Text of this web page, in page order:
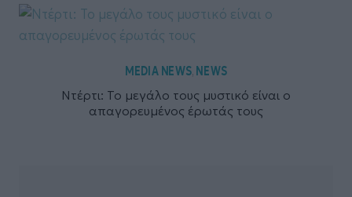
MEDIA NEWS,NEWS
Ντέρτι: Το μεγάλο τους μυστικό είναι ο
απαγορευμένος έρωτάς τους